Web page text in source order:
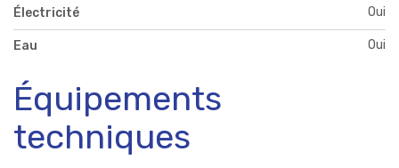
Électricité Oui
Eau Oui
Équipements
techniques